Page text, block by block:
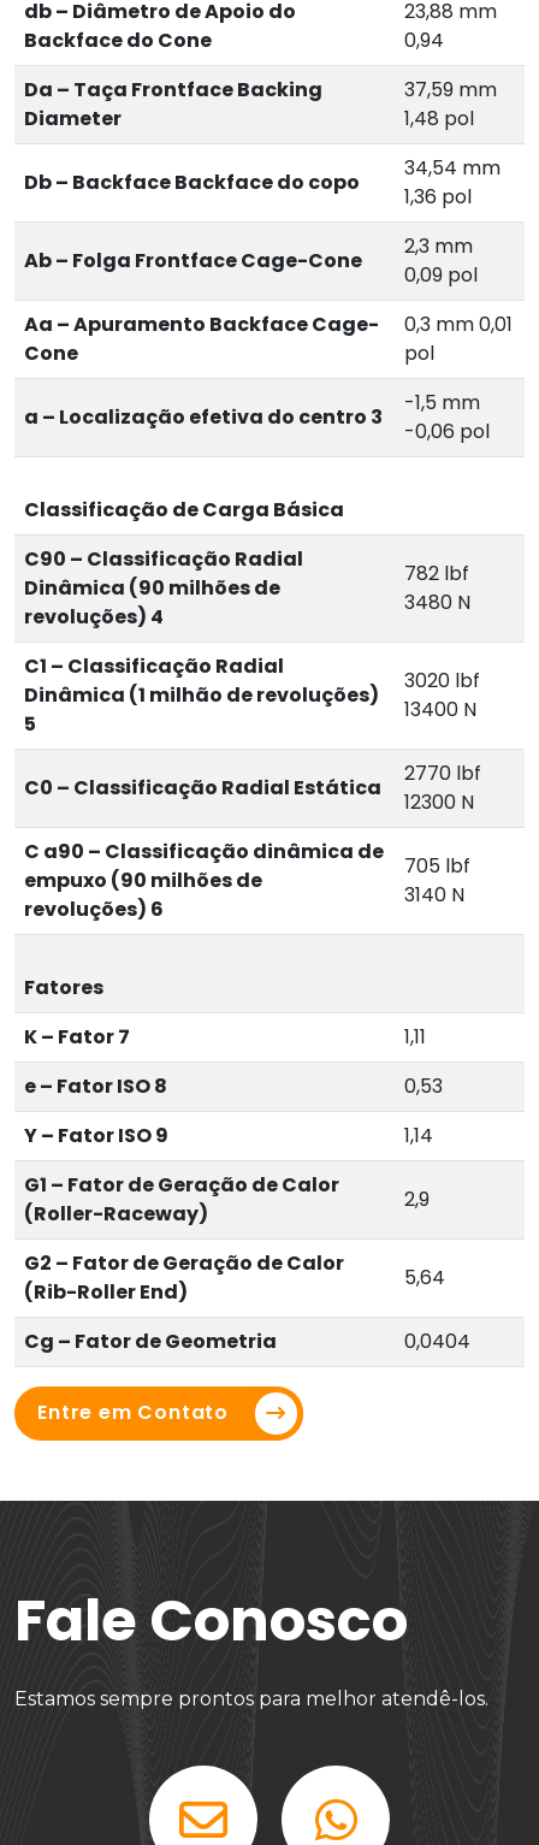
db – Diâmetro de Apoio do
Backface do Cone
23,88 mm
0,94
Da – Taça Frontface Backing
Diameter
37,59 mm
1,48 pol
Db – Backface Backface do copo
34,54 mm
1,36 pol
Ab – Folga Frontface Cage-Cone
2,3 mm
0,09 pol
Aa – Apuramento Backface Cage-
Cone
0,3 mm 0,01
pol
a – Localização efetiva do centro 3
-1,5 mm
-0,06 pol
Classificação de Carga Básica
C90 – Classificação Radial
Dinâmica (90 milhões de
revoluções) 4
782 lbf
3480 N
C1 – Classificação Radial
Dinâmica (1 milhão de revoluções)
5
3020 lbf
13400 N
C0 – Classificação Radial Estática
2770 lbf
12300 N
C a90 – Classificação dinâmica de
empuxo (90 milhões de
revoluções) 6
705 lbf
3140 N
Fatores
K – Fator 7
1,11
e – Fator ISO 8
0,53
Y – Fator ISO 9
1,14
G1 – Fator de Geração de Calor
(Roller-Raceway)
2,9
G2 – Fator de Geração de Calor
(Rib-Roller End)
5,64
Cg – Fator de Geometria 0,0404
Entre em Contato
Fale Conosco
Estamos sempre prontos para melhor atendê-los.